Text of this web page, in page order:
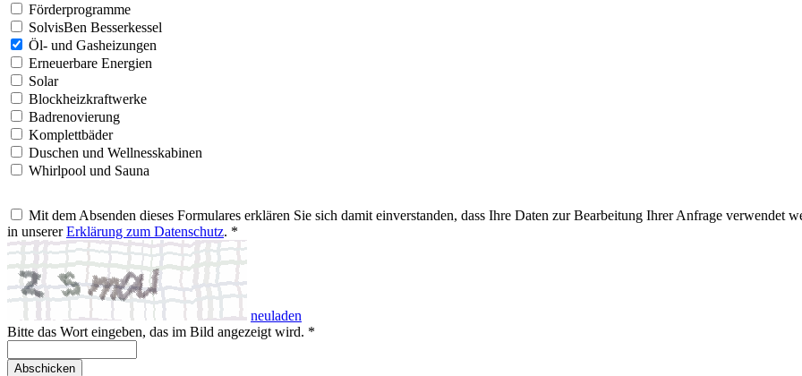
Förderprogramme
SolvisBen Besserkessel
Öl- und Gasheizungen
Erneuerbare Energien
Solar
Blockheizkraftwerke
Badrenovierung
Komplettbäder
Duschen und Wellnesskabinen
Whirlpool und Sauna
Mit dem Absenden dieses Formulares erklären Sie sich damit einverstanden, dass Ihre Daten zur Bearbeitung Ihrer Anfrage verwendet
in unsererErklärung zum Datenschutz. *
neuladen
Bitte das Wort eingeben, das im Bild angezeigt wird. *
Abschicken